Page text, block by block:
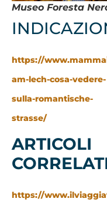
Museo Foresta
https://
am-lech-cosa-vedere-
sulla-romantische-
strasse/
ARTICOLI
https://